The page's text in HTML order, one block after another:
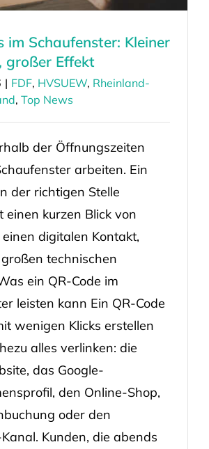
im Schaufenster: Kleiner
großer Effekt
| FDF, HVSUEW, Rheinland-
, Top News
der Öffnungszeiten
arbeiten. Ein
der richtigen Stelle
kurzen Blick von
digitalen Kontakt,
technischen
ein QR-Code im
leisten kann Ein QR-Code
wenigen Klicks erstellen
alles verlinken: die
das Google-
den Online-Shop,
oder den
Kunden, die abends